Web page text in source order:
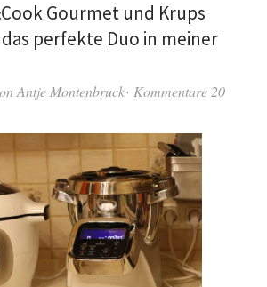
Gourmet und Krups
das perfekte Duo in meiner
Antje Montenbruck Kommentare 20